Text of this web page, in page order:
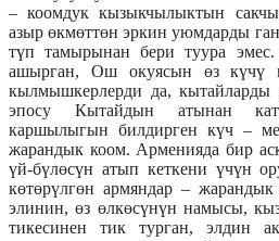
– коомдук кызыкчылыктын
азыр өкмөттөн эркин уюмдарды
түп тамырынан бери туура
ашырган, Ош окуясын өз күчү
кылмышкерлерди да,
эпосу Кытайдын атынан
каршылыгын билдирген күч –
жарандык коом. Арменияда бир
үй-бүлөсүн атып кеткени үчүн
көтөрүлгөн армяндар –
элинин, өз өлкөсүнүн намысы,
тикесинен тик турган, элдин